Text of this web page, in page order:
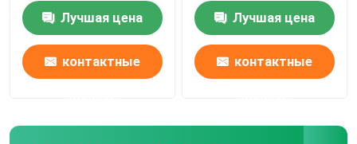
отверстия
прямоугольную
Лучшая цена
контактные
для держателя
панели PCBЛучшая цена
контактные